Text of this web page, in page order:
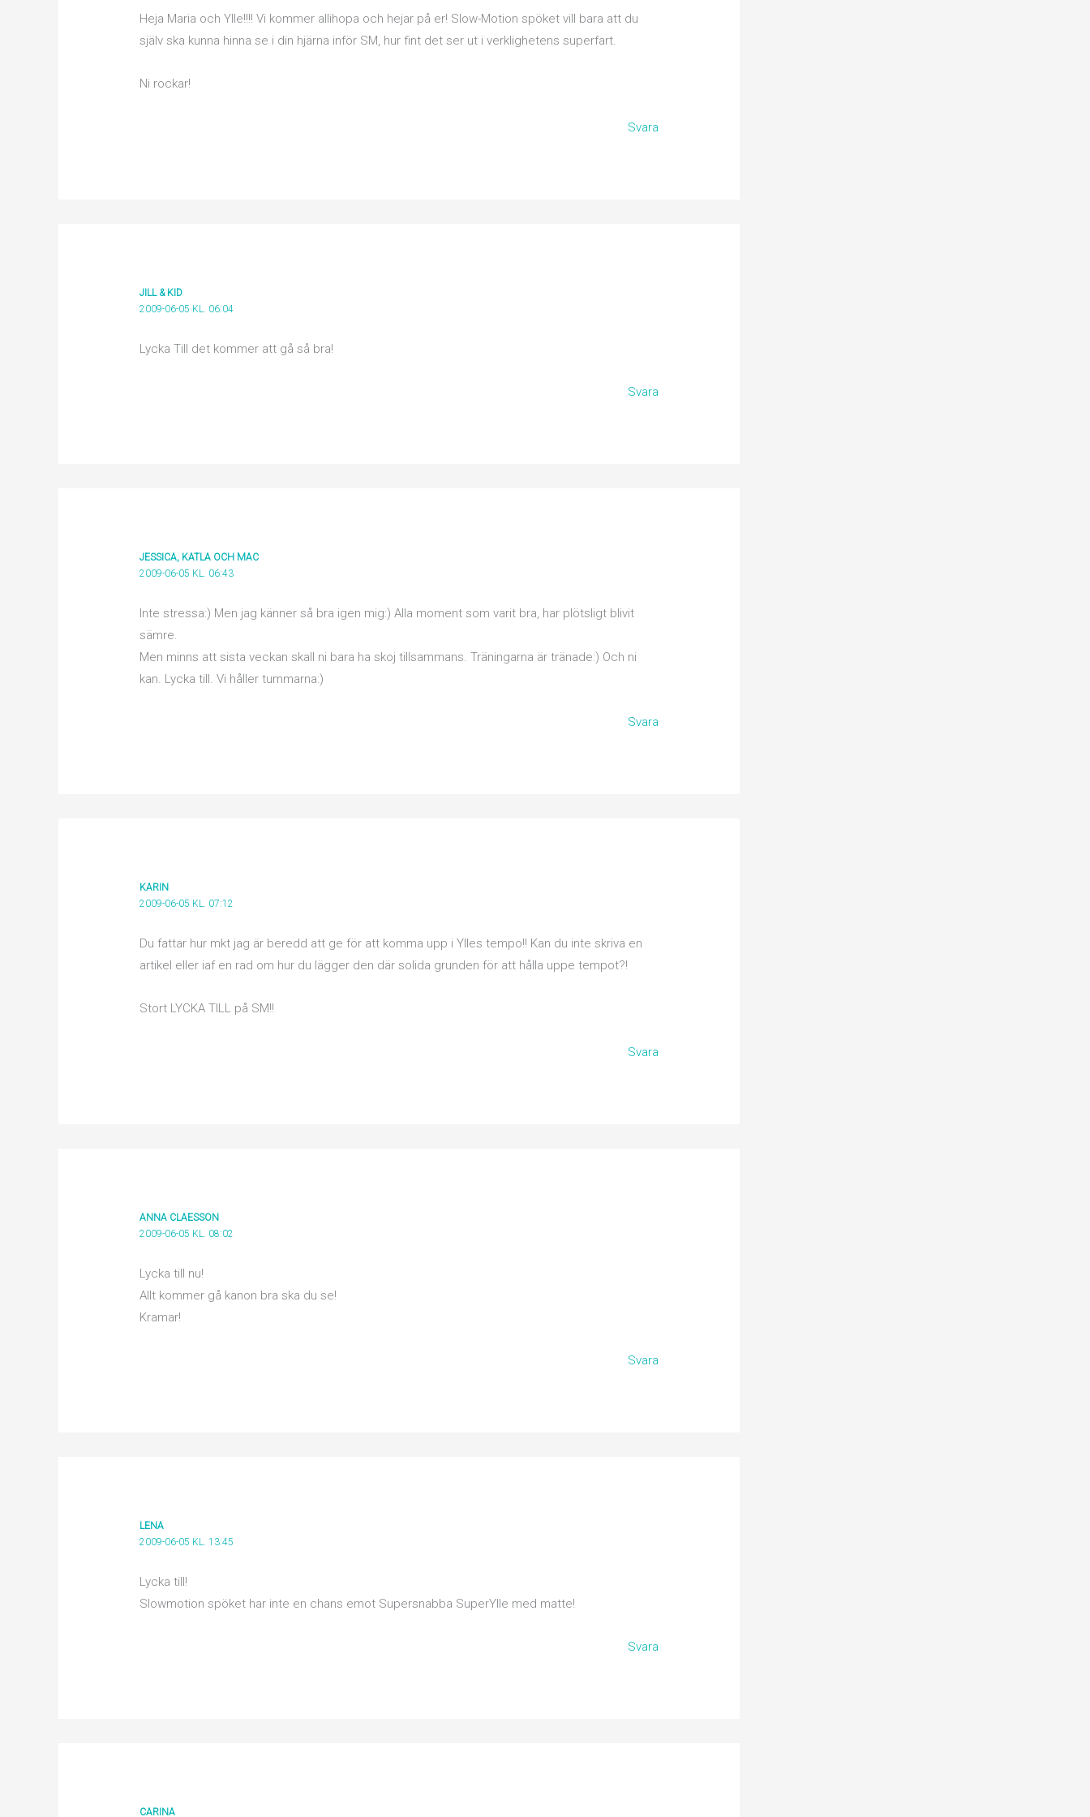
Heja Maria och Ylle!!!! Vi kommer allihopa och hejar på er! Slow-Motion spöket vill bara att du
själv ska kunna hinna se i din hjärna inför SM, hur fint det ser ut i verklighetens superfart.
Ni rockar!
Svara
JILL & KID
2009-06-05 KL. 06:04
Lycka Till det kommer att gå så bra!
Svara
JESSICA, KATLA OCH MAC
2009-06-05 KL. 06:43
Inte stressa:) Men jag känner så bra igen mig:) Alla moment som varit bra, har plötsligt blivit
sämre.
Men minns att sista veckan skall ni bara ha skoj tillsammans. Träningarna är tränade:) Och ni
kan. Lycka till. Vi håller tummarna:)
Svara
KARIN
2009-06-05 KL. 07:12
Du fattar hur mkt jag är beredd att ge för att komma upp i Ylles tempo!! Kan du inte skriva en
artikel eller iaf en rad om hur du lägger den där solida grunden för att hålla uppe tempot?!
Stort LYCKA TILL på SM!!
Svara
ANNA CLAESSON
2009-06-05 KL. 08:02
Lycka till nu!
Allt kommer gå kanon bra ska du se!
Kramar!
Svara
LENA
2009-06-05 KL. 13:45
Lycka till!
Slowmotion spöket har inte en chans emot Supersnabba SuperYlle med matte!
Svara
CARINA